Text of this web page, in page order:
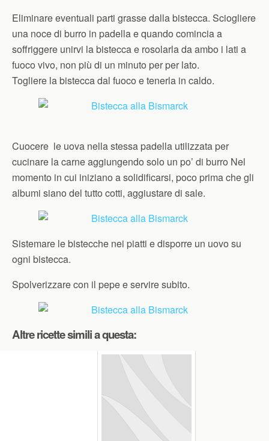
Eliminare eventuali parti grasse dalla bistecca. Sciogliere
una noce di burro in padella e quando comincia a
soffriggere unirvi la bistecca e rosolarla da ambo i lati a
fuoco vivo, non più di un minuto per per lato.
Togliere la bistecca dal fuoco e tenerla in caldo.
Cuocere le uova nella stessa padella utilizzata per
cucinare la carne aggiungendo solo un po’ di burro Nel
momento in cui iniziano a solidificarsi, poco prima che gli
albumi siano del tutto cotti, aggiustare di sale.
Sistemare le bistecche nei piatti e disporre un uovo su
ogni bistecca.
Spolverizzare con il pepe e servire subito.
Altre ricette simili a questa: